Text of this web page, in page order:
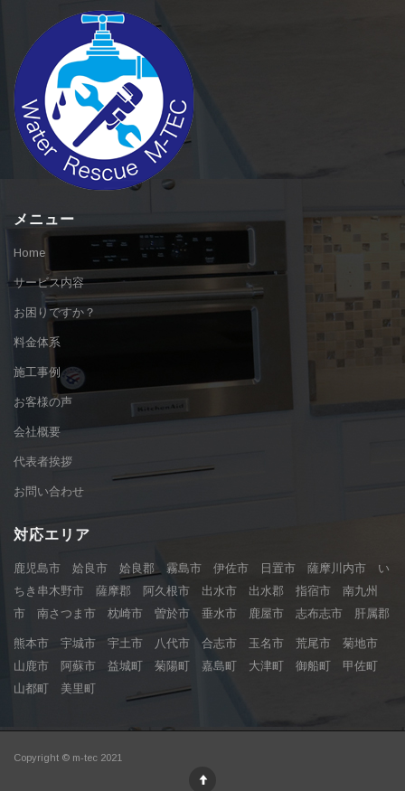
メニュー
Home
サービス内容
お困りですか？
料金体系
施工事例
お客様の声
会社概要
代表者挨拶
お問い合わせ
対応エリア
鹿児島市 姶良市 姶良郡 霧島市 伊佐市 日置市 薩摩川内市 い
ちき串木野市 薩摩郡 阿久根市 出水市 出水郡 指宿市 南九州
市 南さつま市 枕崎市 曽於市 垂水市 鹿屋市 志布志市 肝属郡
熊本市 宇城市 宇土市 八代市 合志市 玉名市 荒尾市 菊地市
山鹿市 阿蘇市 益城町 菊陽町 嘉島町 大津町 御船町 甲佐町
山都町 美里町
Copyright © m-tec 2021